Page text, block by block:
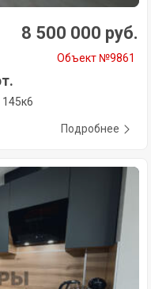
8 500 000 руб.
Объект №9861
Подробнее